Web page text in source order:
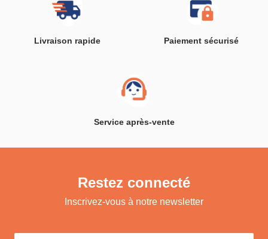
Livraison rapide Paiement sécurisé
Service après-vente
Restez connecté
Inscrivez-vous à notre newsletter